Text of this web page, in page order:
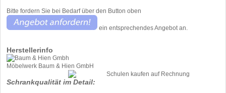
Bitte fordern Sie bei Bedarf über den Button oben
ein entsprechendes Angebot an.
Herstellerinfo
Möbelwerk Baum & Hien GmbH
Schrankqualität im Detail: